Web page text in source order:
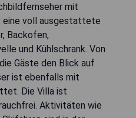
mit
eine voll ausgestattete
Backofen,
und Kühlschrank. Von
Gäste den Blick auf
ist ebenfalls mit
Die Villa ist
Aktivitäten wie